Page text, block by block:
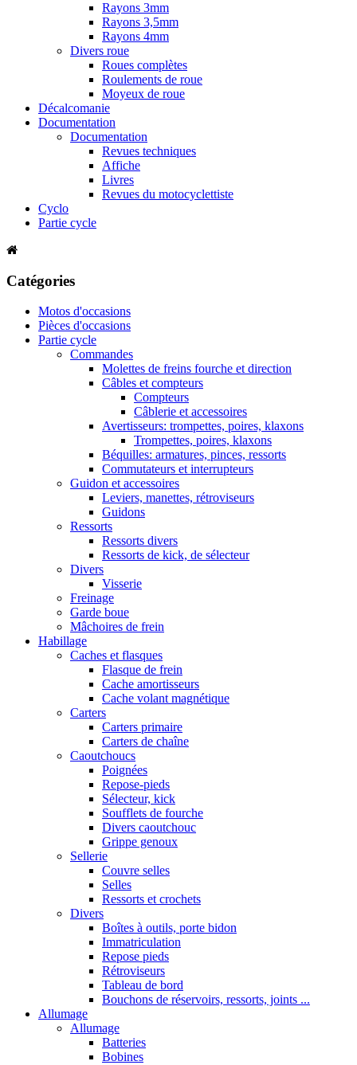
Rayons 3mm
Rayons 3,5mm
Rayons 4mm
Divers roue
Roues complètes
Roulements de roue
Moyeux de roue
Décalcomanie
Documentation
Documentation
Revues techniques
Affiche
Livres
Revues du motocyclettiste
Cyclo
Partie cycle
Catégories
Motos d'occasions
Pièces d'occasions
Partie cycle
Commandes
Molettes de freins fourche et direction
Câbles et compteurs
Compteurs
Câblerie et accessoires
Avertisseurs: trompettes, poires, klaxons
Trompettes, poires, klaxons
Béquilles: armatures, pinces, ressorts
Commutateurs et interrupteurs
Guidon et accessoires
Leviers, manettes, rétroviseurs
Guidons
Ressorts
Ressorts divers
Ressorts de kick, de sélecteur
Divers
Visserie
Freinage
Garde boue
Mâchoires de frein
Habillage
Caches et flasques
Flasque de frein
Cache amortisseurs
Cache volant magnétique
Carters
Carters primaire
Carters de chaîne
Caoutchoucs
Poignées
Repose-pieds
Sélecteur, kick
Soufflets de fourche
Divers caoutchouc
Grippe genoux
Sellerie
Couvre selles
Selles
Ressorts et crochets
Divers
Boîtes à outils, porte bidon
Immatriculation
Repose pieds
Rétroviseurs
Tableau de bord
Bouchons de réservoirs, ressorts, joints ...
Allumage
Allumage
Batteries
Bobines